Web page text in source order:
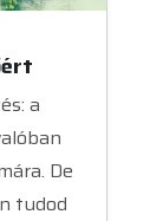
a
De
tudod